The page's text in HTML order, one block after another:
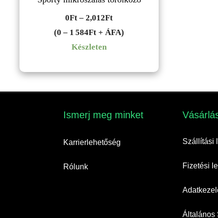
0Ft – 2,012FtÁrtartomány:
0Ft
(0 – 1 584Ft + ÁFA)
Készleten
Ismerj meg minket​
Karrierlehetőség
Rólunk
Szállítási
Fizetési
Általános